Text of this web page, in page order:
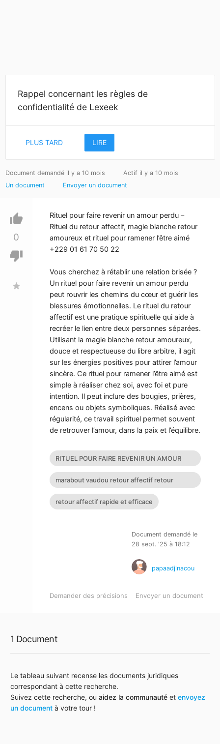
Rappel concernant les règles de
confidentialité de Lexeek
PLUS TARD LIRE
Document demandé il y a 10 mois
Actif il y a 10 mois
Un document
Envoyer un document
thumb_up
0
thumb_down
star
Rituel pour faire revenir un amour perdu –
Rituel du retour affectif, magie blanche retour
amoureux et rituel pour ramener l’être aimé
+229 01 61 70 50 22
Vous cherchez à rétablir une relation brisée ?
Un rituel pour faire revenir un amour perdu
peut rouvrir les chemins du cœur et guérir les
blessures émotionnelles. Le rituel du retour
affectif est une pratique spirituelle qui aide à
recréer le lien entre deux personnes séparées.
Utilisant la magie blanche retour amoureux,
douce et respectueuse du libre arbitre, il agit
sur les énergies positives pour attirer l’amour
sincère. Ce rituel pour ramener l’être aimé est
simple à réaliser chez soi, avec foi et pure
intention. Il peut inclure des bougies, prières,
encens ou objets symboliques. Réalisé avec
régularité, ce travail spirituel permet souvent
de retrouver l’amour, dans la paix et l’équilibre.
RITUEL POUR FAIRE REVENIR UN AMOUR
PERDU
marabout vaudou retour affectif retour
affectif sérieux retour d
retour affectif rapide et efficace
Document demandé le
28 sept. '25 à 18:12
papaadjinacou
Demander des précisions Envoyer un document
1 Document
Le tableau suivant recense les documents juridiques
correspondant à cette recherche.
Suivez cette recherche, ou aidez la communauté et envoyez
un document à votre tour !